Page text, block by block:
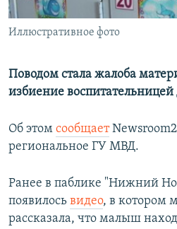
Все сайты РСЕ/РС
Иллюстративное фото
Поводом стала жалоба
избиение воспитательницей
Об этом сообщает
региональное ГУ МВД.
Ранее в паблике "Нижний
появилось видео, в котором
рассказала, что малыш